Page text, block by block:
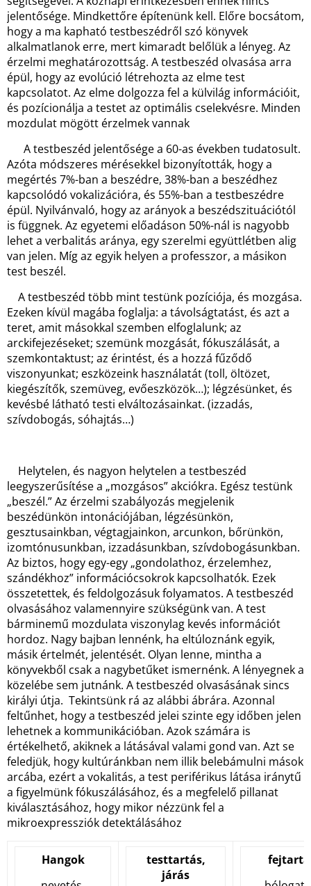
jelentősége. Mindkettőre építenünk kell. Előre bocsátom,
hogy a ma kapható testbeszédről szó könyvek
alkalmatlanok erre, mert kimaradt belőlük a lényeg. Az
érzelmi meghatározottság. A testbeszéd olvasása arra
épül, hogy az evolúció létrehozta az elme test
kapcsolatot. Az elme dolgozza fel a külvilág információit,
és pozícionálja a testet az optimális cselekvésre. Minden
mozdulat mögött érzelmek vannak
A testbeszéd jelentősége a 60-as években tudatosult.
Azóta módszeres mérésekkel bizonyították, hogy a
megértés 7%-ban a beszédre, 38%-ban a beszédhez
kapcsolódó vokalizációra, és 55%-ban a testbeszédre
épül. Nyilvánvaló, hogy az arányok a beszédszituációtól
is függnek. Az egyetemi előadáson 50%-nál is nagyobb
lehet a verbalitás aránya, egy szerelmi együttlétben alig
van jelen. Míg az egyik helyen a professzor, a másikon
test beszél.
A testbeszéd több mint testünk pozíciója, és mozgása.
Ezeken kívül magába foglalja: a távolságtatást, és azt a
teret, amit másokkal szemben elfoglalunk; az
arckifejezéseket; szemünk mozgását, fókuszálását, a
szemkontaktust; az érintést, és a hozzá fűződő
viszonyunkat; eszközeink használatát (toll, öltözet,
kiegészítők, szemüveg, evőeszközök…); légzésünket, és
kevésbé látható testi elváltozásainkat. (izzadás,
szívdobogás, sóhajtás…)
Helytelen, és nagyon helytelen a testbeszéd
leegyszerűsítése a „mozgásos” akciókra. Egész testünk
„beszél.” Az érzelmi szabályozás megjelenik
beszédünkön intonációjában, légzésünkön,
gesztusainkban, végtagjainkon, arcunkon, bőrünkön,
izomtónusunkban, izzadásunkban, szívdobogásunkban.
Az biztos, hogy egy-egy „gondolathoz, érzelemhez,
szándékhoz” információcsokrok kapcsolhatók. Ezek
összetettek, és feldolgozásuk folyamatos. A testbeszéd
olvasásához valamennyire szükségünk van. A test
bárminemű mozdulata viszonylag kevés információt
hordoz. Nagy bajban lennénk, ha eltúloznánk egyik,
másik értelmét, jelentését. Olyan lenne, mintha a
könyvekből csak a nagybetűket ismernénk. A lényegnek a
közelébe sem jutnánk. A testbeszéd olvasásának sincs
királyi útja. Tekintsünk rá az alábbi ábrára. Azonnal
feltűnhet, hogy a testbeszéd jelei szinte egy időben jelen
lehetnek a kommunikációban. Azok számára is
értékelhető, akiknek a látásával valami gond van. Azt se
feledjük, hogy kultúránkban nem illik belebámulni mások
arcába, ezért a vokalitás, a test periférikus látása iránytű
a figyelmünk fókuszálásához, és a megfelelő pillanat
kiválasztásához, hogy mikor nézzünk fel a
mikroexpressziók detektálásához
Hangok
testtartás,
járás